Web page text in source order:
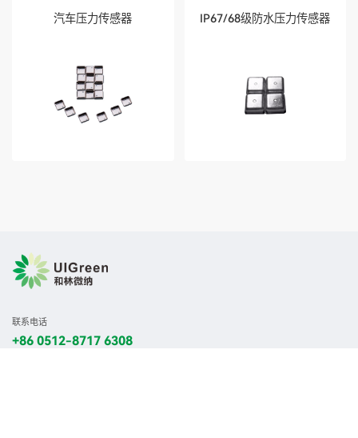
汽车压力传感器 IP67/68级防水压力传感器
联系电话
+86 0512-8717 6308